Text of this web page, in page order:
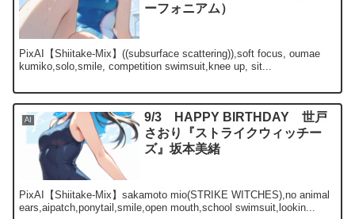
ーフォニアム）
PixAI【Shiitake-Mix】((subsurface scattering)),soft focus, oumae
kumiko,solo,smile, competition swimsuit,knee up, sit...
AI
9/3 HAPPY BIRTHDAY 世戸
さおり『ストライクウィッチー
ズ』坂本美緒
PixAI【Shiitake-Mix】sakamoto mio(STRIKE WITCHES),no animal
ears,aipatch,ponytail,smile,open mouth,school swimsuit,lookin...